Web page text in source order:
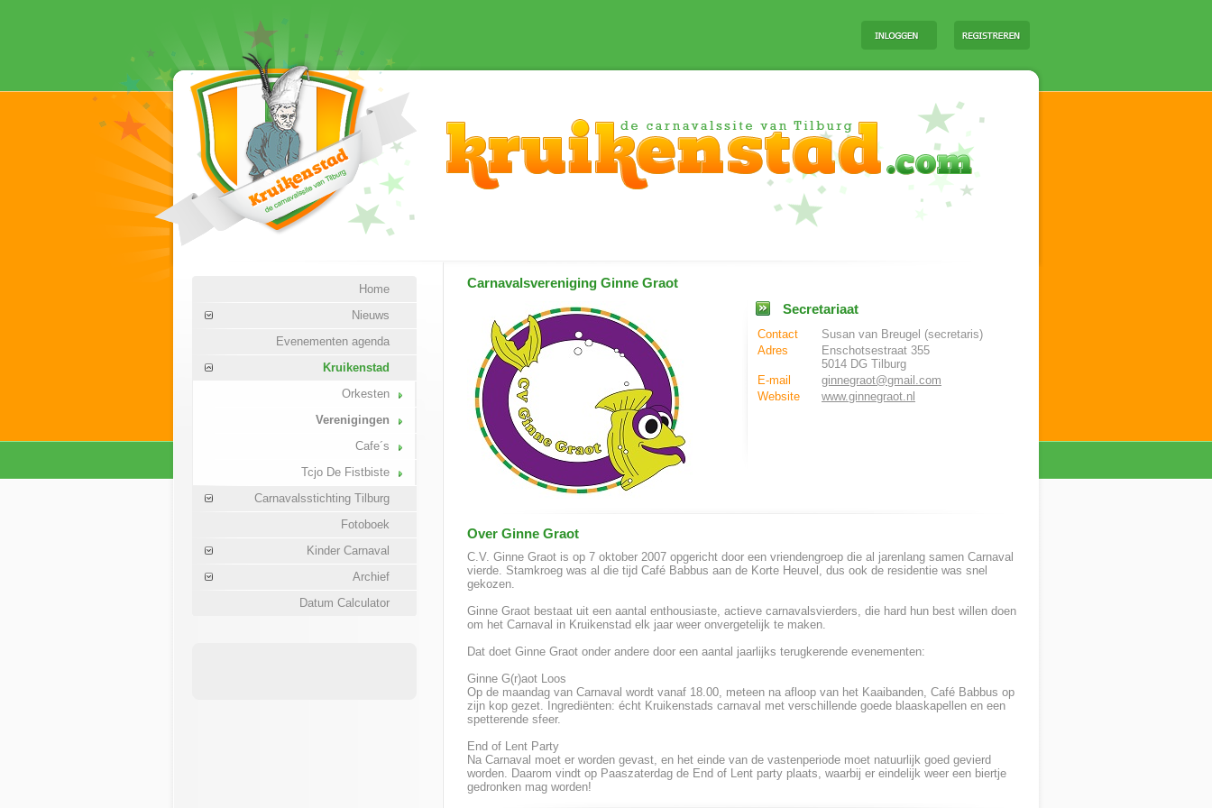
Home
Nieuws
Evenementen agenda
Kruikenstad
Orkesten
Verenigingen
Cafe´s
Tcjo De Fistbiste
Carnavalsstichting Tilburg
Fotoboek
Kinder Carnaval
Archief
Datum Calculator
Carnavalsvereniging Ginne Graot
Secretariaat
Contact
Susan van Breugel (secretaris)
Adres
Enschotsestraat 355
5014 DG Tilburg
E-mail
ginnegraot@gmail.com
Website
www.ginnegraot.nl
Over Ginne Graot
C.V. Ginne Graot is op 7 oktober 2007 opgericht door een vriendengroep die al jarenlang samen Carnaval
vierde. Stamkroeg was al die tijd Café Babbus aan de Korte Heuvel, dus ook de residentie was snel
gekozen.
Ginne Graot bestaat uit een aantal enthousiaste, actieve carnavalsvierders, die hard hun best willen doen
om het Carnaval in Kruikenstad elk jaar weer onvergetelijk te maken.
Dat doet Ginne Graot onder andere door een aantal jaarlijks terugkerende evenementen:
Ginne G(r)aot Loos
Op de maandag van Carnaval wordt vanaf 18.00, meteen na afloop van het Kaaibanden, Café Babbus op
zijn kop gezet. Ingrediënten: écht Kruikenstads carnaval met verschillende goede blaaskapellen en een
spetterende sfeer.
End of Lent Party
Na Carnaval moet er worden gevast, en het einde van de vastenperiode moet natuurlijk goed gevierd
worden. Daarom vindt op Paaszaterdag de End of Lent party plaats, waarbij er eindelijk weer een biertje
gedronken mag worden!